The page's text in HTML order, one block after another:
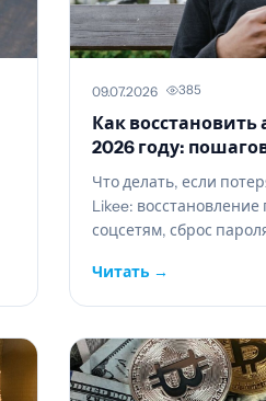
09.07.2026 385
Как восстановить
2026 году:
Что делать, если
Likee:
соцсетям, сброс
Читать →